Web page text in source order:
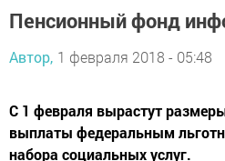
Пенсионный фонд
Автор, 1 февраля 2018 - 05:48
С 1 февраля вырастут
выплаты федеральным
набора социальных услуг.